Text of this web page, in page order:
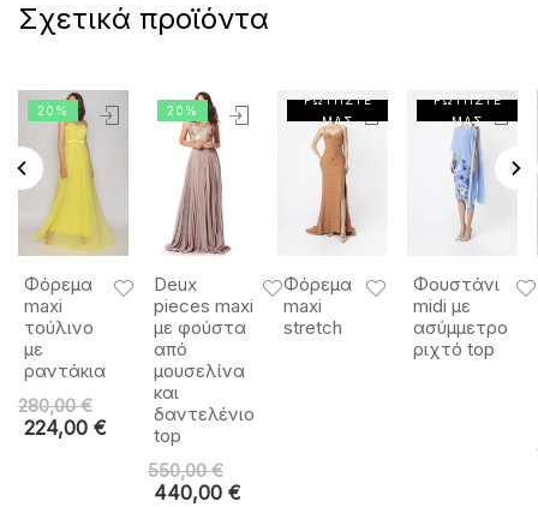
Σχετικά προϊόντα
20%
Φόρεμα
maxi
τούλινο
με
ραντάκια
280,00€
224,00 €
20%
Deux
pieces maxi
με φούστα
από
μουσελίνα
και
δαντελένιο
top
550,00€
440,00€
ΡΩΤΗΣΤΕ
ΜΑΣ
Φόρεμα
maxi
stretch
ΡΩΤΗΣΤΕ
ΜΑΣ
Φουστάνι
midi με
ασύμμετρο
ριχτό top